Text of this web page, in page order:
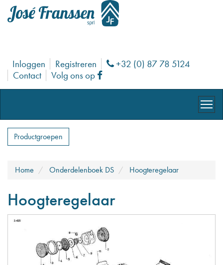
Inloggen Registreren Phone
+32 (0) 87 78 5124
Contact
Volg ons op Facebook
Productgroepen
Home Onderdelenboek DS Hoogteregelaar
Hoogteregelaar